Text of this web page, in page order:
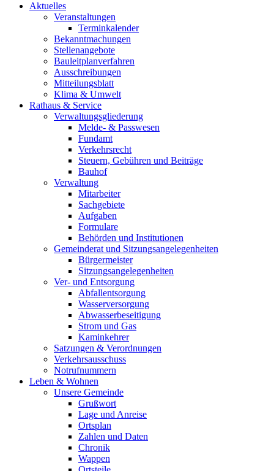
Aktuelles
Veranstaltungen
Terminkalender
Bekanntmachungen
Stellenangebote
Bauleitplanverfahren
Ausschreibungen
Mitteilungsblatt
Klima & Umwelt
Rathaus & Service
Verwaltungsgliederung
Melde- & Passwesen
Fundamt
Verkehrsrecht
Steuern, Gebühren und Beiträge
Bauhof
Verwaltung
Mitarbeiter
Sachgebiete
Aufgaben
Formulare
Behörden und Institutionen
Gemeinderat und Sitzungsangelegenheiten
Bürgermeister
Sitzungsangelegenheiten
Ver- und Entsorgung
Abfallentsorgung
Wasserversorgung
Abwasserbeseitigung
Strom und Gas
Kaminkehrer
Satzungen & Verordnungen
Verkehrsausschuss
Notrufnummern
Leben & Wohnen
Unsere Gemeinde
Grußwort
Lage und Anreise
Ortsplan
Zahlen und Daten
Chronik
Wappen